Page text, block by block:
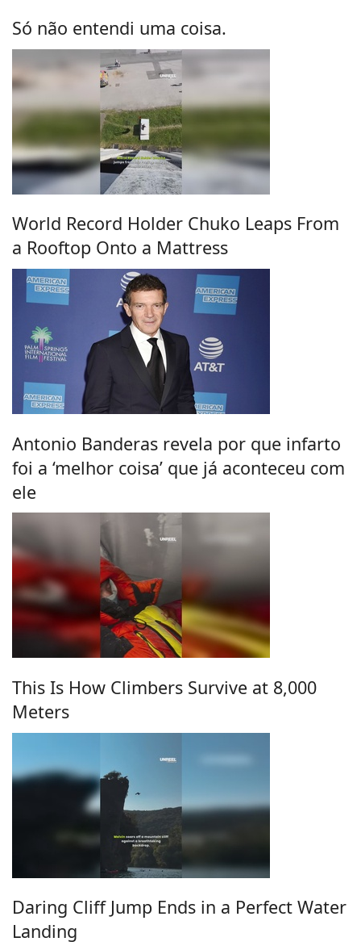
Só não entendi uma coisa.
World Record Holder Chuko Leaps From
a Rooftop Onto a Mattress
Antonio Banderas revela por que infarto
foi a ‘melhor coisa’ que já aconteceu com
ele
This Is How Climbers Survive at 8,000
Meters
Daring Cliff Jump Ends in a Perfect Water
Landing